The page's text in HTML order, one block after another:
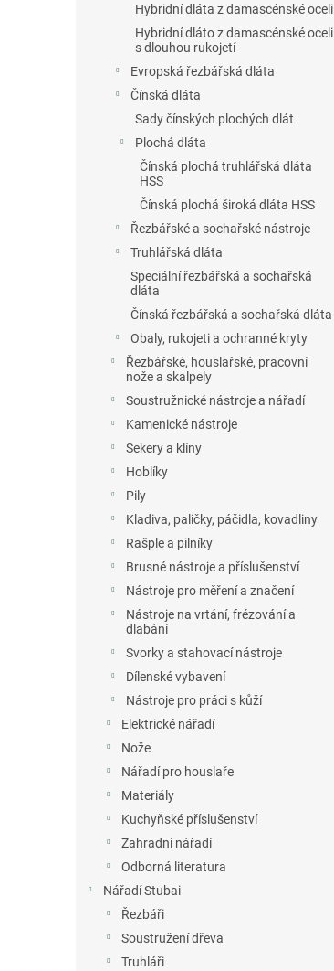
Hybridní dláta z damascénské oceli
Hybridní dláto z damascénské oceli
s dlouhou rukojetí
Evropská řezbářská dláta
Čínská dláta
Sady čínských plochých dlát
Plochá dláta
Čínská plochá truhlářská dláta
HSS
Čínská plochá široká dláta HSS
Řezbářské a sochařské nástroje
Truhlářská dláta
Speciální řezbářská a sochařská
dláta
Čínská řezbářská a sochařská dláta
Obaly, rukojeti a ochranné kryty
Řezbářské, houslařské, pracovní
nože a skalpely
Soustružnické nástroje a nářadí
Kamenické nástroje
Sekery a klíny
Hoblíky
Pily
Kladiva, paličky, páčidla, kovadliny
Rašple a pilníky
Brusné nástroje a příslušenství
Nástroje pro měření a značení
Nástroje na vrtání, frézování a
dlabání
Svorky a stahovací nástroje
Dílenské vybavení
Nástroje pro práci s kůží
Elektrické nářadí
Nože
Nářadí pro houslaře
Materiály
Kuchyňské příslušenství
Zahradní nářadí
Odborná literatura
Nářadí Stubai
Řezbáři
Soustružení dřeva
Truhláři